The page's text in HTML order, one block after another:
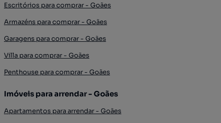
Escritórios para comprar - Goães
Armazéns para comprar - Goães
Garagens para comprar - Goães
Villa para comprar - Goães
Penthouse para comprar - Goães
Imóveis para arrendar - Goães
Apartamentos para arrendar - Goães